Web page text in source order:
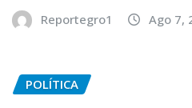
Reportegro1 Ago 7,
POLÍTICA